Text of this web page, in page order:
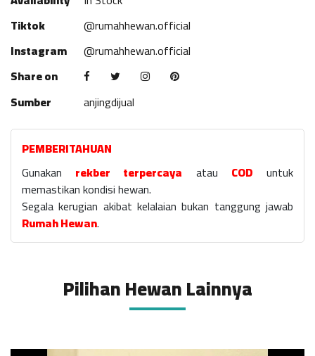
Tiktok
@rumahhewan.official
Instagram
@rumahhewan.official
Share on
Sumber
anjingdijual
PEMBERITAHUAN
Gunakan rekber terpercaya atau COD untuk
memastikan kondisi hewan.
Segala kerugian akibat kelalaian bukan tanggung jawab
Rumah Hewan.
Pilihan Hewan Lainnya